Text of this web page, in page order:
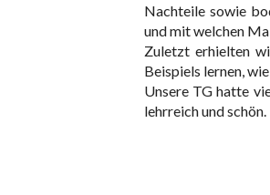
Nachteile sowie
und mit welchen
Zuletzt erhielten
Beispiels lernen,
Unsere TG hatte
lehrreich und schön.